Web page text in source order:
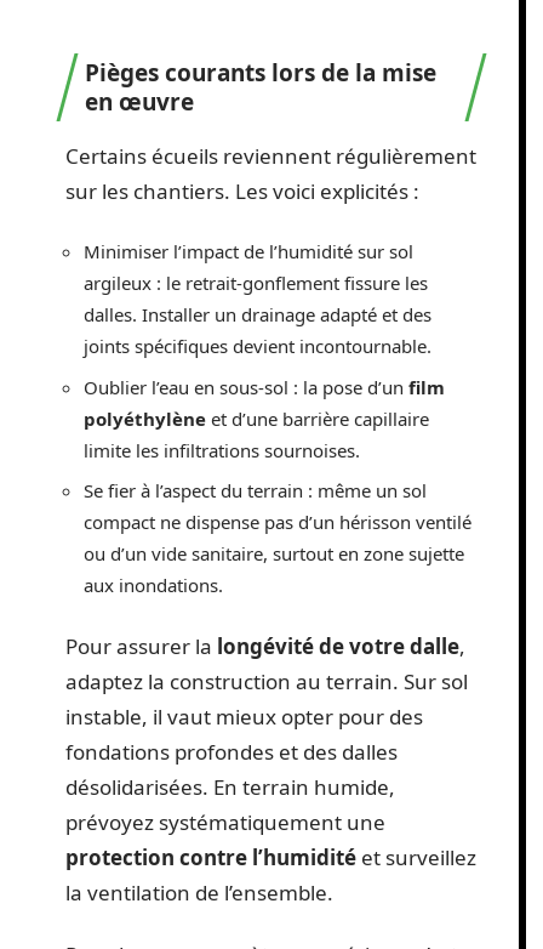
Pièges courants lors de la mise
en œuvre
Certains écueils reviennent régulièrement
sur les chantiers. Les voici explicités :
Minimiser l’impact de l’humidité sur sol
argileux : le retrait-gonflement fissure les
dalles. Installer un drainage adapté et des
joints spécifiques devient incontournable.
Oublier l’eau en sous-sol : la pose d’un film
polyéthylène et d’une barrière capillaire
limite les infiltrations sournoises.
Se fier à l’aspect du terrain : même un sol
compact ne dispense pas d’un hérisson ventilé
ou d’un vide sanitaire, surtout en zone sujette
aux inondations.
Pour assurer la longévité de votre dalle,
adaptez la construction au terrain. Sur sol
instable, il vaut mieux opter pour des
fondations profondes et des dalles
désolidarisées. En terrain humide,
prévoyez systématiquement une
protection contre l’humidité et surveillez
la ventilation de l’ensemble.